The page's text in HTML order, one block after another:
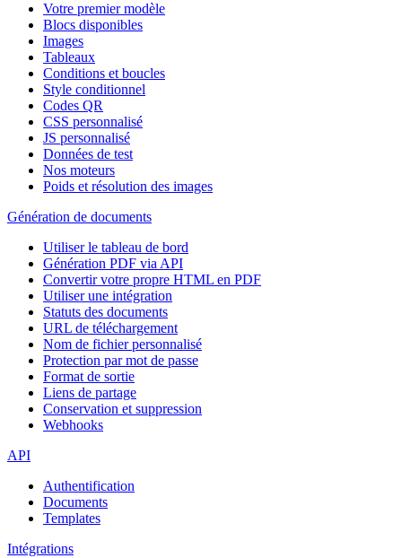
Votre premier modèle
Blocs disponibles
Images
Tableaux
Conditions et boucles
Style conditionnel
Codes QR
CSS personnalisé
JS personnalisé
Données de test
Nos moteurs
Poids et résolution des images
Génération de documents
Utiliser le tableau de bord
Génération PDF via API
Convertir votre propre HTML en PDF
Utiliser une intégration
Statuts des documents
URL de téléchargement
Nom de fichier personnalisé
Protection par mot de passe
Format de sortie
Liens de partage
Conservation et suppression
Webhooks
API
Authentification
Documents
Templates
Intégrations